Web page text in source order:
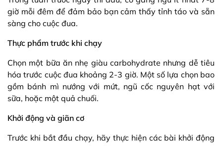
giờ mỗi đêm để đảm bảo bạn cảm thấy tỉnh táo và sẵn
sàng cho cuộc đua.
Thực phẩm trước khi chạy
Chọn một bữa ăn nhẹ giàu carbohydrate nhưng dễ tiêu
hóa trước cuộc đua khoảng 2-3 giờ. Một số lựa chọn bao
gồm bánh mì nướng với mứt, ngũ cốc nguyên hạt với
sữa, hoặc một quả chuối.
Khởi động và giãn cơ
Trước khi bắt đầu chạy, hãy thực hiện các bài khởi động